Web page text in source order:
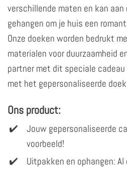
verschillende maten en kan aan
gehangen om je huis een
Onze doeken worden bedrukt
materialen voor duurzaamheid
partner met dit speciale
met het gepersonaliseerde doek
Ons product:
Jouw gepersonaliseerde
voorbeeld!
Uitpakken en ophangen: